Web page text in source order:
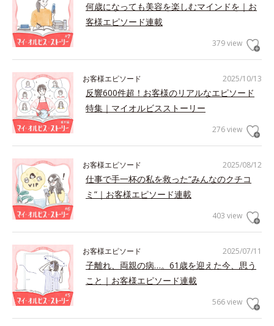
何歳になっても美容を楽しむマインドを｜お
客様エピソード連載
379 view
2025/10/13
お客様エピソード
反響600件超！お客様のリアルなエピソード
特集｜マイオルビスストーリー
276 view
2025/08/12
お客様エピソード
仕事で手一杯の私を救った“みんなのクチコ
ミ”｜お客様エピソード連載
403 view
2025/07/11
お客様エピソード
子離れ、両親の病…。61歳を迎えた今、思う
こと｜お客様エピソード連載
566 view